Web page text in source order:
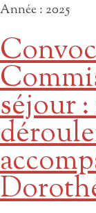
Année :2025
séjour